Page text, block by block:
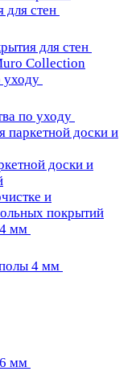
для стен
для стен
Collection
уходу
по уходу
паркетной доски и
доски и
и
покрытий
мм
4 мм
мм